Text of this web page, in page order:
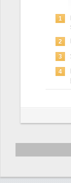
présente dans les
: un défi crucial